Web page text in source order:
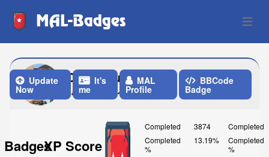
MAL-Badges Open
OweynLupton
Last Update: 4 Weeks ago
Update
Now
It's
me
MAL
Profile
BBCode
Badge
BadgesXP Score
Completed
3874
Completed
%
13.19%
Completed
Completed
%